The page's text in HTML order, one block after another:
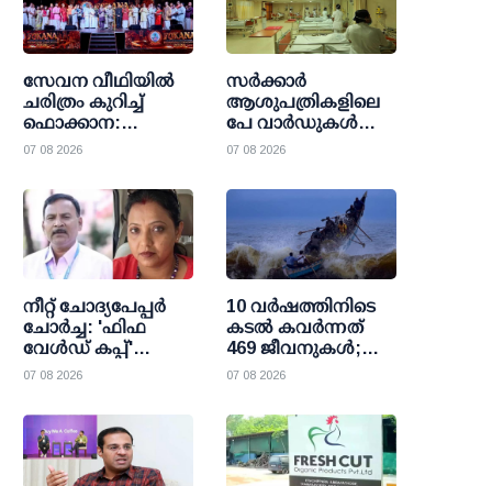
സേവന വീഥിയില്‍
ചരിത്രം കുറിച്ച്
ഫൊക്കാന:
കല്‍ഹാരിയില്‍
പുതിയ പ്രഭാതം
07 08 2026
സര്‍ക്കാര്‍
ആശുപത്രികളിലെ
പേ വാര്‍ഡുകള്‍
ഇനി എല്ലാവര്‍ക്കും;
ഒഴിവാക്കി
07 08 2026
നീറ്റ് ചോദ്യപേപ്പര്‍
ചോര്‍ച്ച: 'ഫിഫ
വേള്‍ഡ് കപ്പ്'
വാട്സാപ്പ് ഗ്രൂപ്പ്
ഞെട്ടിക്കുന്ന
വിവരങ്ങള്‍
പുറത്തുവിട്ട്
സി.ബി.ഐ
07 08 2026
10 വര്‍ഷത്തിനിടെ
കടല്‍ കവര്‍ന്നത്
469 ജീവനുകള്‍;
47000 ത്തിലധികം
രക്ഷാകരമേകി
മറൈന്‍ ഫിഷറീസ്
07 08 2026